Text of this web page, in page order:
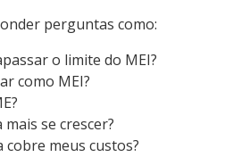
perguntas como:
o limite do MEI?
como MEI?
se crescer?
cobre meus custos?